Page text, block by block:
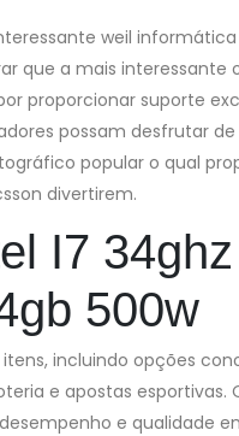
weil
que a mais
proporcionar suporte
possam desfrutar
popular o qual
divertirem.
I7
500w
incluindo opções
e apostas esportivas.
e qualidade